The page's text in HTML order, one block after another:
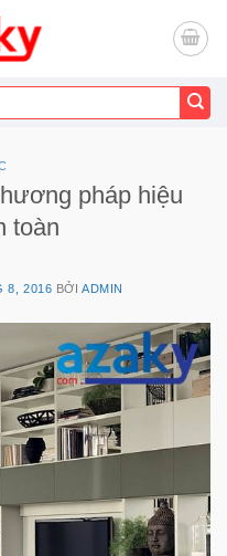
pháp hiệu
toàn
8, 2016 BỞIADMIN